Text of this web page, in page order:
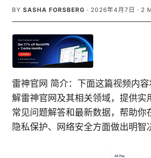
BY SASHA FORSBERG · 2026年4月7日 · 2
雷神官网 简介：下面这篇视频内
解雷神官网及其相关领域，提供实
常见问题解答和最新数据，帮助你
隐私保护、网络安全方面做出明智